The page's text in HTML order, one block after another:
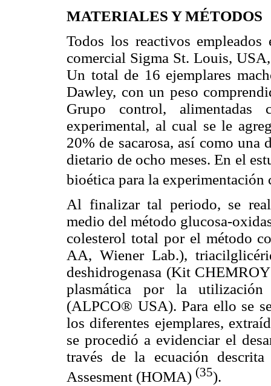
MATERIALES Y MÉTODOS
Todos los reactivos
comercial Sigma St. Louis,
Un total de 16 ejemplares
Dawley, con un peso
Grupo control,
experimental, al cual se le
20% de sacarosa, así como una
dietario de ocho meses. En el
bioética para la
Al finalizar tal periodo, se
medio del método glucosa-
colesterol total por el método
AA, Wiener Lab.),
deshidrogenasa (Kit
plasmática por la
(ALPCO® USA). Para ello se
los diferentes ejemplares,
se procedió a evidenciar el
través de la ecuación
Assesment (HOMA) (35).